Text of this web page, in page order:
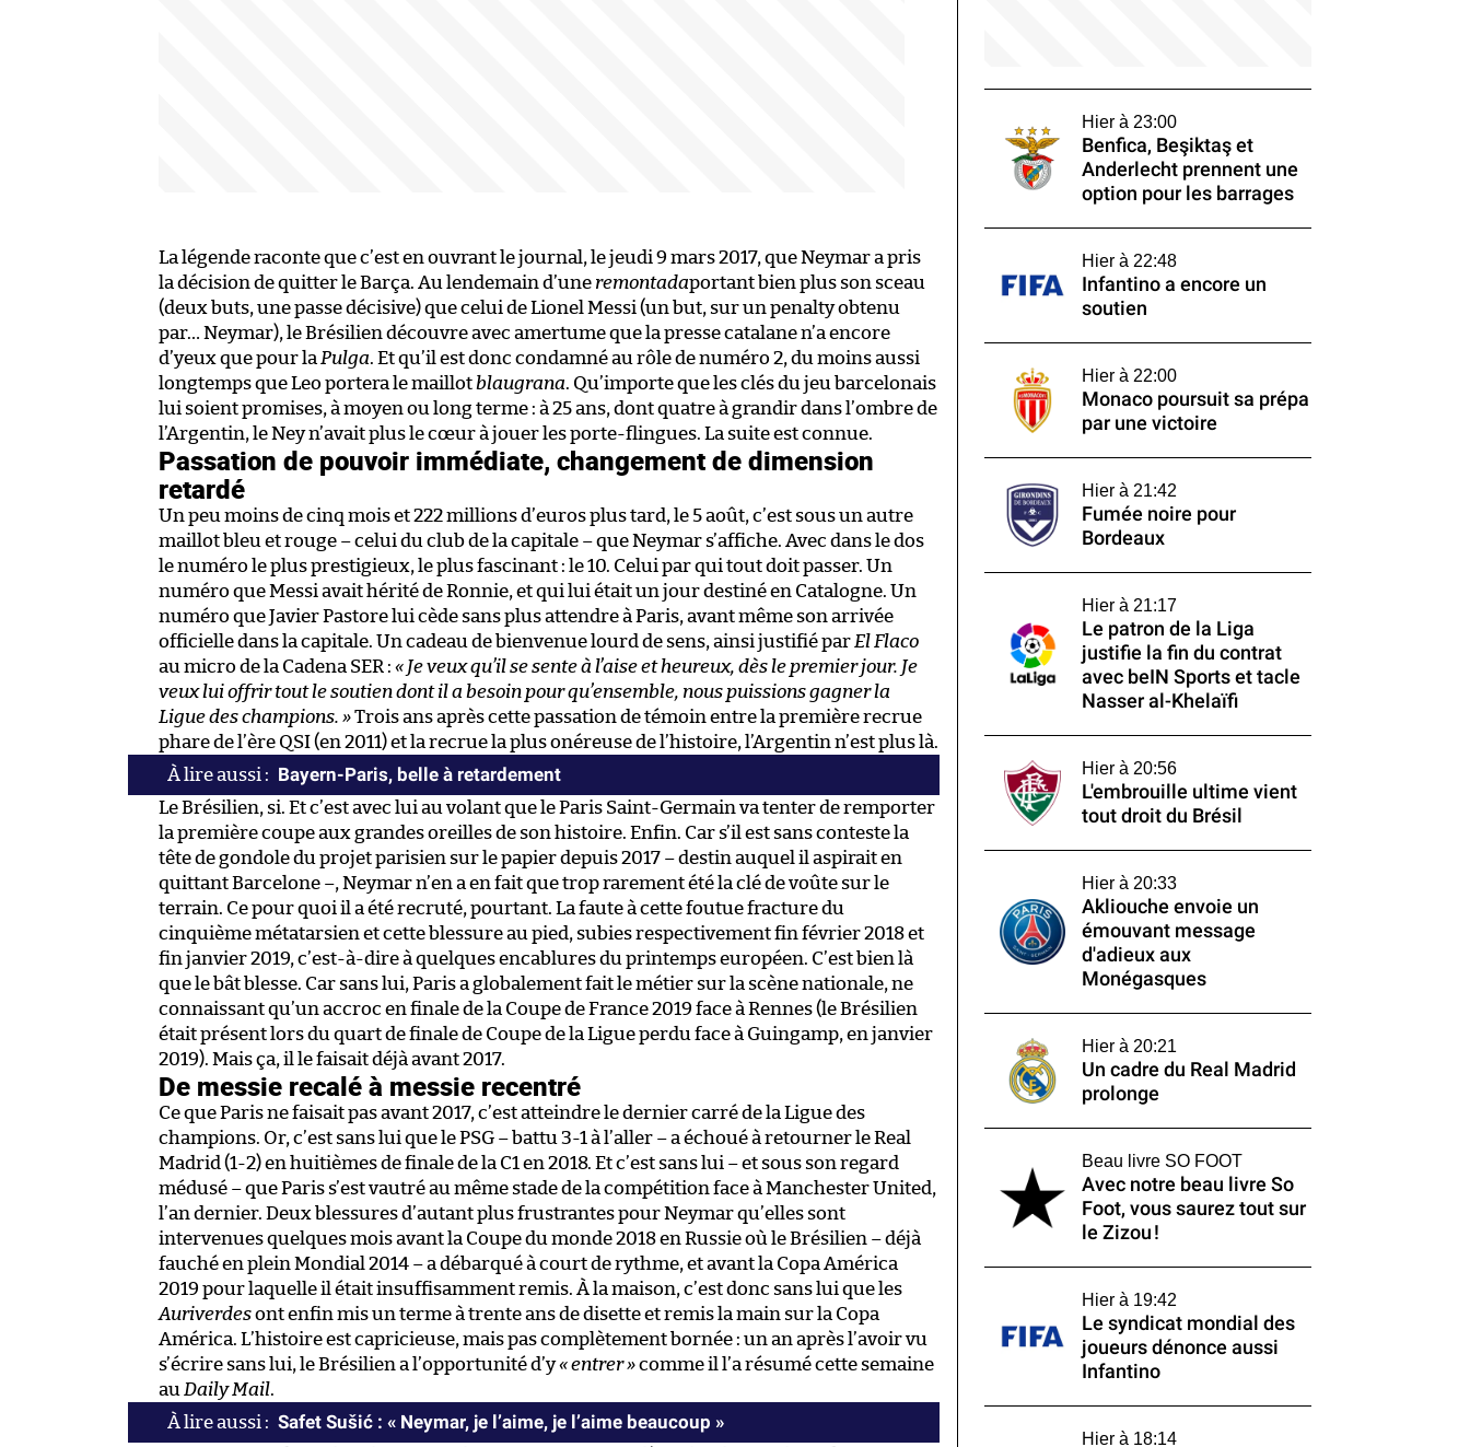
La légende raconte que c’est en ouvrant le journal, le jeudi 9 mars 2017, que Neymar a pris
la décision de quitter le Barça. Au lendemain d’une remontadaportant bien plus son sceau
(deux buts, une passe décisive) que celui de Lionel Messi (un but, sur un penalty obtenu
par… Neymar), le Brésilien découvre avec amertume que la presse catalane n’a encore
d’yeux que pour la Pulga. Et qu’il est donc condamné au rôle de numéro 2, du moins aussi
longtemps que Leo portera le maillot blaugrana. Qu’importe que les clés du jeu barcelonais
lui soient promises, à moyen ou long terme : à 25 ans, dont quatre à grandir dans l’ombre de
l’Argentin, le Ney n’avait plus le cœur à jouer les porte-flingues. La suite est connue.
Passation de pouvoir immédiate, changement de dimension
retardé
Un peu moins de cinq mois et 222 millions d’euros plus tard, le 5 août, c’est sous un autre
maillot bleu et rouge – celui du club de la capitale – que Neymar s’affiche. Avec dans le dos
le numéro le plus prestigieux, le plus fascinant : le 10. Celui par qui tout doit passer. Un
numéro que Messi avait hérité de Ronnie, et qui lui était un jour destiné en Catalogne. Un
numéro que Javier Pastore lui cède sans plus attendre à Paris, avant même son arrivée
officielle dans la capitale. Un cadeau de bienvenue lourd de sens, ainsi justifié par El Flaco
au micro de la Cadena SER : « Je veux qu’il se sente à l’aise et heureux, dès le premier jour. Je
veux lui offrir tout le soutien dont il a besoin pour qu’ensemble, nous puissions gagner la
Ligue des champions. »Trois ans après cette passation de témoin entre la première recrue
phare de l’ère QSI (en 2011) et la recrue la plus onéreuse de l’histoire, l’Argentin n’est plus là.
Bayern-Paris, belle à retardement
Le Brésilien, si. Et c’est avec lui au volant que le Paris Saint-Germain va tenter de remporter
la première coupe aux grandes oreilles de son histoire. Enfin. Car s’il est sans conteste la
tête de gondole du projet parisien sur le papier depuis 2017 – destin auquel il aspirait en
quittant Barcelone –, Neymar n’en a en fait que trop rarement été la clé de voûte sur le
terrain. Ce pour quoi il a été recruté, pourtant. La faute à cette foutue fracture du
cinquième métatarsien et cette blessure au pied, subies respectivement fin février 2018 et
fin janvier 2019, c’est-à-dire à quelques encablures du printemps européen. C’est bien là
que le bât blesse. Car sans lui, Paris a globalement fait le métier sur la scène nationale, ne
connaissant qu’un accroc en finale de la Coupe de France 2019 face à Rennes (le Brésilien
était présent lors du quart de finale de Coupe de la Ligue perdu face à Guingamp, en janvier
2019). Mais ça, il le faisait déjà avant 2017.
De messie recalé à messie recentré
Ce que Paris ne faisait pas avant 2017, c’est atteindre le dernier carré de la Ligue des
champions. Or, c’est sans lui que le PSG – battu 3-1 à l’aller – a échoué à retourner le Real
Madrid (1-2) en huitièmes de finale de la C1 en 2018. Et c’est sans lui – et sous son regard
médusé – que Paris s’est vautré au même stade de la compétition face à Manchester United,
l’an dernier. Deux blessures d’autant plus frustrantes pour Neymar qu’elles sont
intervenues quelques mois avant la Coupe du monde 2018 en Russie où le Brésilien – déjà
fauché en plein Mondial 2014 – a débarqué à court de rythme, et avant la Copa América
2019 pour laquelle il était insuffisamment remis. À la maison, c’est donc sans lui que les
Auriverdesont enfin mis un terme à trente ans de disette et remis la main sur la Copa
América. L’histoire est capricieuse, mais pas complètement bornée : un an après l’avoir vu
s’écrire sans lui, le Brésilien a l’opportunité d’y« entrer »comme il l’a résumé cette semaine
au Daily Mail.
Safet Sušić : « Neymar, je l’aime, je l’aime beaucoup »
Hier à 23:00
Benfica, Beşiktaş et
Anderlecht prennent une
option pour les barrages
Hier à 22:48
Infantino a encore un
soutien
Hier à 22:00
Monaco poursuit sa prépa
par une victoire
Hier à 21:42
Fumée noire pour
Bordeaux
Hier à 21:17
Le patron de la Liga
justifie la fin du contrat
avec beIN Sports et tacle
Nasser al-Khelaïfi
Hier à 20:56
L'embrouille ultime vient
tout droit du Brésil
Hier à 20:33
Akliouche envoie un
émouvant message
d'adieux aux
Monégasques
Hier à 20:21
Un cadre du Real Madrid
prolonge
Beau livre SO FOOT
Avec notre beau livre So
Foot, vous saurez tout sur
le Zizou !
Hier à 19:42
Le syndicat mondial des
joueurs dénonce aussi
Infantino
Hier à 18:14